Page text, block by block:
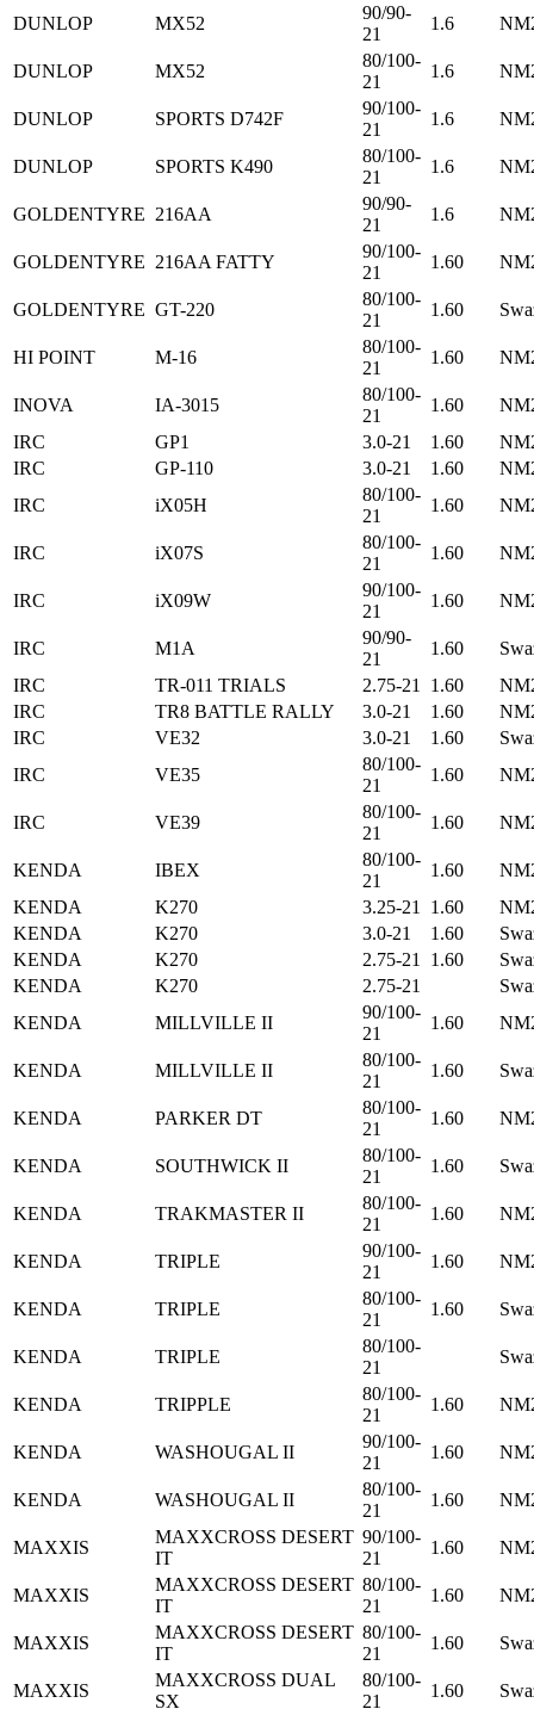
DUNLOP MX52
90/90-
21
1.6
DUNLOP MX52
80/100-
21
1.6
DUNLOP SPORTS D742F
90/100-
21
1.6
DUNLOP SPORTS K490
80/100-
21
1.6
GOLDENTYRE 216AA
90/90-
21
1.6
GOLDENTYRE 216AA FATTY
90/100-
21
1.60
GOLDENTYRE GT-220
80/100-
21
1.60
HI POINT M-16
80/100-
21
1.60
INOVA IA-3015
80/100-
21
1.60
IRC
GP1 3.0-21 1.60
IRC
GP-110 3.0-21 1.60
IRC
iX05H
80/100-
21
1.60
IRC iX07S
80/100-
21
1.60
IRC iX09W
90/100-
21
1.60
IRC M1A
90/90-
21
1.60
IRC
TR-011 TRIALS 2.75-21 1.60
IRC
TR8 BATTLE RALLY 3.0-21 1.60
IRC
VE32 3.0-21 1.60
IRC
VE35
80/100-
21
1.60
IRC VE39
80/100-
21
1.60
KENDA IBEX
80/100-
21
1.60
KENDA
K270 3.25-21 1.60
KENDA
K270 3.0-21 1.60
KENDA
K270 2.75-21 1.60
KENDA
K270 2.75-21
KENDA
MILLVILLE II
90/100-
21
1.60
KENDA MILLVILLE II
80/100-
21
1.60
KENDA PARKER DT
80/100-
21
1.60
KENDA SOUTHWICK II
80/100-
21
1.60
KENDA TRAKMASTER II
80/100-
21
1.60
KENDA TRIPLE
90/100-
21
1.60
KENDA TRIPLE
80/100-
21
1.60
KENDA TRIPLE
80/100-
21
KENDA TRIPPLE
80/100-
21
1.60
KENDA WASHOUGAL II
90/100-
21
1.60
KENDA WASHOUGAL II
80/100-
21
1.60
MAXXIS
MAXXCROSS DESERT
IT
90/100-
21
1.60
MAXXIS
MAXXCROSS DESERT
IT
80/100-
21
1.60
MAXXIS
MAXXCROSS DESERT
IT
80/100-
21
1.60
MAXXIS
MAXXCROSS DUAL
SX
80/100-
21
1.60